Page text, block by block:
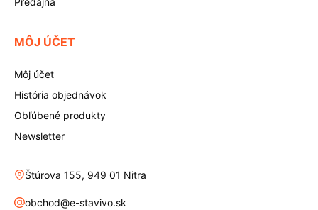
MÔJ ÚČET
Môj účet
História objednávok
Obľúbené produkty
Newsletter
Štúrova 155, 949 01 Nitra
obchod@e-stavivo.sk